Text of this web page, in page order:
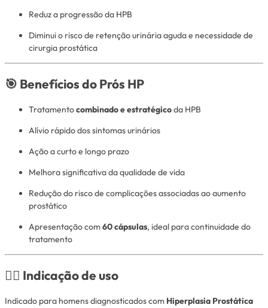
Reduz a progressão da HPB
Diminui o risco de retenção urinária aguda e necessidade de
cirurgia prostática
🎯 Benefícios do Prós HP
Tratamentocombinado e estratégicoda HPB
Alívio rápido dos sintomas urinários
Ação a curto e longo prazo
Melhora significativa da qualidade de vida
Redução do risco de complicações associadas ao aumento
prostático
Apresentação com60 cápsulas, ideal para continuidade do
tratamento
👨‍⚕️ Indicação de uso
Indicado para homens diagnosticados com Hiperplasia Prostática